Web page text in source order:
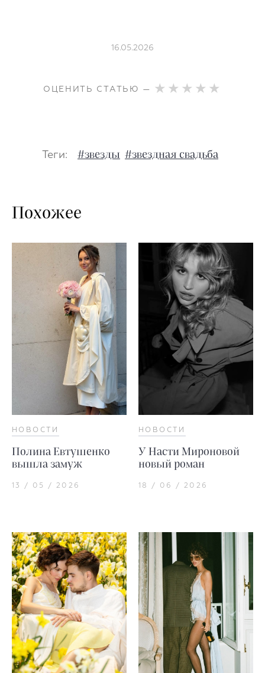
16.05.2026
ОЦЕНИТЬ СТАТЬЮ —
Теги: #звезды #звездная свадьба
Похожее
НОВОСТИ
Полина Евтушенко
вышла замуж
13 / 05 / 2026
НОВОСТИ
У Насти Мироновой
новый роман
18 / 06 / 2026